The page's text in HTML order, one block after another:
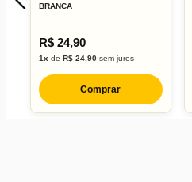
BRANCA
R$ 24,90
1x de R$ 24,90sem juros
Comprar